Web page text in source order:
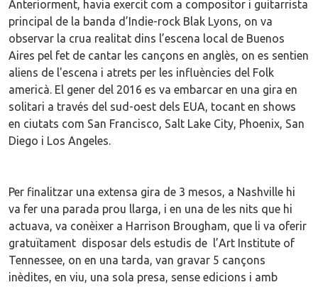
Anteriorment, havia exercit com a compositor i guitarrista
principal de la banda d’Indie-rock Blak Lyons, on va
observar la crua realitat dins l’escena local de Buenos
Aires pel fet de cantar les cançons en anglès, on es sentien
aliens de l'escena i atrets per les influències del Folk
americà. El gener del 2016 es va embarcar en una gira en
solitari a través del sud-oest dels EUA, tocant en shows
en ciutats com San Francisco, Salt Lake City, Phoenix, San
Diego i Los Angeles.
Per finalitzar una extensa gira de 3 mesos, a Nashville hi
va fer una parada prou llarga, i en una de les nits que hi
actuava, va conèixer a Harrison Brougham, que li va oferir
gratuïtament disposar dels estudis de l’Art Institute of
Tennessee, on en una tarda, van gravar 5 cançons
inèdites, en viu, una sola presa, sense edicions i amb